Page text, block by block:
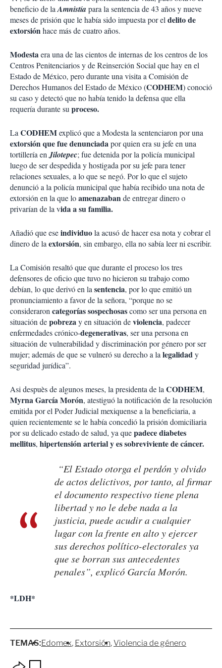
beneficio de laAmnistíapara la sentencia de 43 años y nueve
meses de prisión que le había sido impuesta por eldelito de
extorsiónhace más de cuatro años.
Modestaera una de las cientos de internas de los centros de los
Centros Penitenciarios y de Reinserción Social que hay en el
Estado de México, pero durante una visita a Comisión de
Derechos Humanos del Estado de México (CODHEM) conoció
su caso y detectó que no había tenido la defensa que ella
requería durante suproceso.
LaCODHEMexplicó que a Modesta la sentenciaron por una
extorsión que fue denunciadapor quien era su jefe en una
tortillería enJilotepec; fue detenida por la policía municipal
luego de ser despedida y hostigada por su jefe para tener
relaciones sexuales, a lo que se negó. Por lo que el sujeto
denunció a la policía municipal que había recibido una nota de
extorsión en la que loamenazabande entregar dinero o
privarían de la vida a su familia.
Añadió que eseindividuola acusó de hacer esa nota y cobrar el
dinero de laextorsión, sin embargo, ella no sabía leer ni escribir.
La Comisión resaltó que que durante el proceso los tres
defensores de oficio que tuvo no hicieron su trabajo como
debían, lo que derivó en lasentencia, por lo que emitió un
pronunciamiento a favor de la señora, “porque no se
consideraroncategorías sospechosascomo ser una persona en
situación depobrezay en situación deviolencia, padecer
enfermedades crónico-degenerativas, ser una persona en
situación de vulnerabilidad y discriminación por género por ser
mujer; además de que se vulneró su derecho a lalegalidady
seguridad jurídica”.
Asi despuès de algunos meses, la presidenta de laCODHEM,
Myrna García Morón, atestiguó la notificación de la resolución
emitida por el Poder Judicial mexiquense a la beneficiaria, a
quien recientemente se le había concedió la prisión domiciliaria
por su delicado estado de salud, ya quepadece diabetes
mellitus, hipertensión arterial y es sobreviviente de cáncer.
“El Estado otorga el perdón y olvido
de actos delictivos, por tanto, al firmar
el documento respectivo tiene plena
libertad y no le debe nada a la
justicia, puede acudir a cualquier
lugar con la frente en alto y ejercer
sus derechos político-electorales ya
que se borran sus antecedentes
penales”, explicó García Morón.
*LDH*
TEMAS:Edomex Extorsión Violencia de género